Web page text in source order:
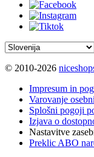
© 2010-2026
Impresum in
Varovanje
Splošni pogoji
Izjava o
Nastavitve
Preklic ABO